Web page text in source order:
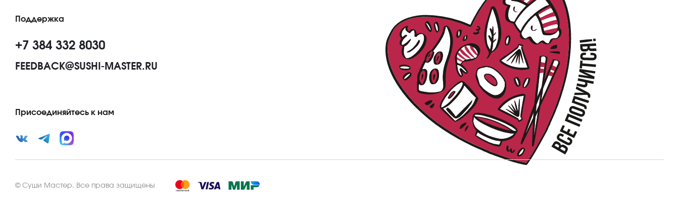
Поддержка
+7 384 332 8030
FEEDBACK@SUSHI-MASTER.RU
Присоединяйтесь к нам
© Суши Мастер. Все права защищены